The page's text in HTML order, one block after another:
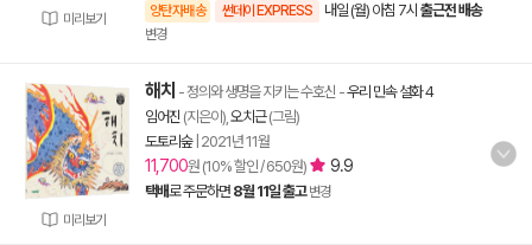
미리보기 양탄자배송 썬데이 EXPRESS 내일 (월) 아침 7시 출근전 배송
변경
미리보기
해치 - 정의와 생명을 지키는 수호신 -우리 민속 설화 4
임어진 (지은이), 오치근(그림)
도토리숲| 2021년 11월
11,700원 (10% 할인 / 650원) 9.9
택배로 주문하면 8월 11일 출고 변경